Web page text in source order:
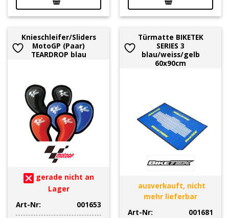
Knieschleifer/Sliders
MotoGP (Paar)
TEARDROP blau
gerade nicht an
Lager
Art-Nr:
001653
Türmatte BIKETEK
SERIES 3
blau/weiss/gelb
60x90cm
ausverkauft, nicht
mehr lieferbar
Art-Nr:
001681